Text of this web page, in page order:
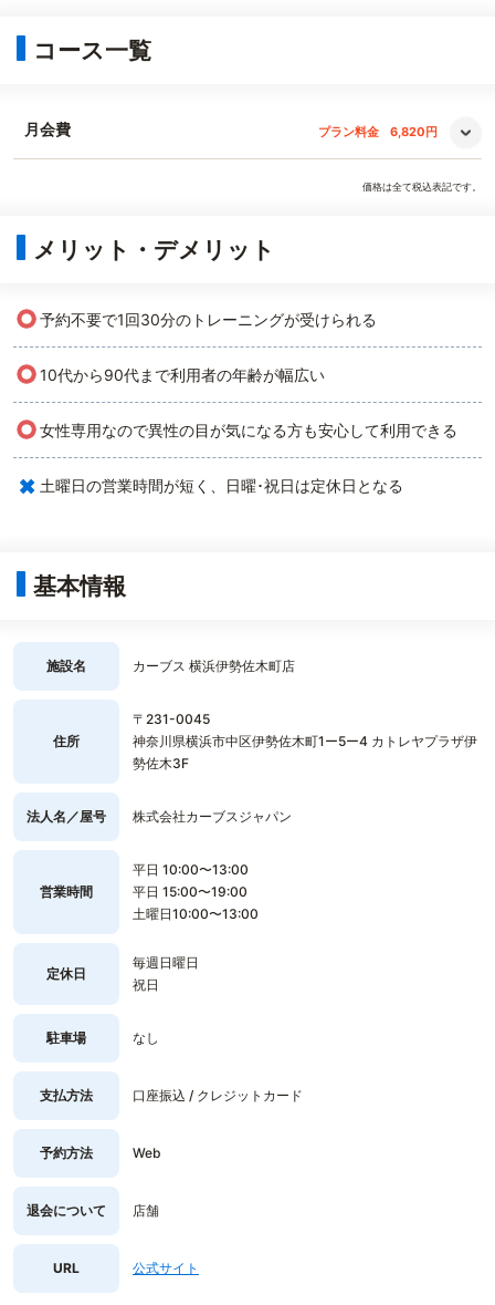
コース一覧
月会費 プラン料金 6,820円
価格は全て税込表記です。
メリット・デメリット
○予約不要で1回30分のトレーニングが受けられる
○10代から90代まで利用者の年齢が幅広い
○女性専用なので異性の目が気になる方も安心して利用できる
× 土曜日の営業時間が短く、日曜･祝日は定休日となる
基本情報
施設名 カーブス 横浜伊勢佐木町店
住所
〒231-0045
神奈川県横浜市中区伊勢佐木町1ー5ー4 カトレヤプラザ伊
勢佐木3F
法人名／屋号 株式会社カーブスジャパン
営業時間
平日 10:00〜13:00
平日 15:00〜19:00
土曜日10:00〜13:00
定休日
毎週日曜日
祝日
駐車場 なし
支払方法 口座振込 / クレジットカード
予約方法 Web
退会について 店舗
URL 公式サイト